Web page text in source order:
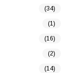
(34)
(1)
(16)
(2)
(14)